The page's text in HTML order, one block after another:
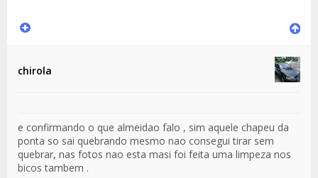
chirola
e confirmando o que almeidao falo , sim aquele chapeu da
ponta so sai quebrando mesmo nao consegui tirar sem
quebrar, nas fotos nao esta masi foi feita uma limpeza nos
bicos tambem .